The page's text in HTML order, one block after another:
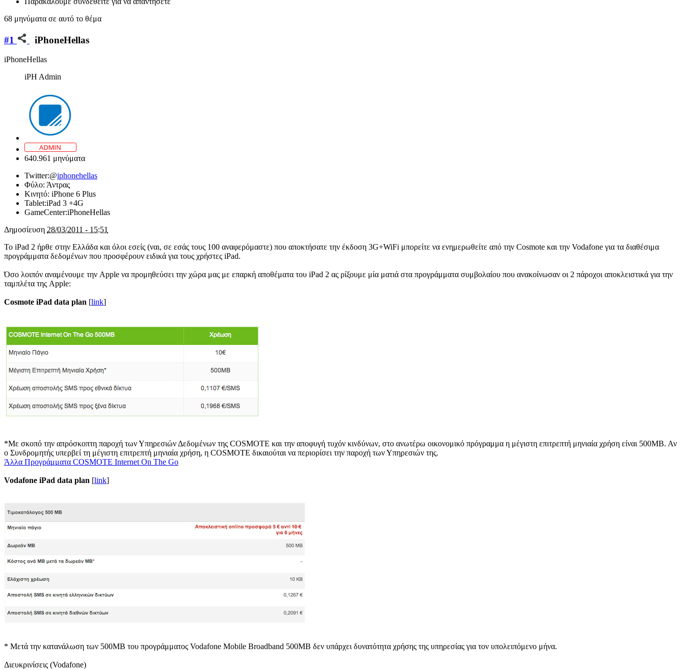
68 μηνύματα σε αυτό το θέμα
#1 iPhoneHellas
iPhoneHellas
iPH Admin
640.961 μηνύματα
Twitter:@iphonehellas
Φύλο: Άντρας
Κινητό: iPhone 6 Plus
Tablet:iPad 3 +4G
GameCenter:iPhoneHellas
Δημοσίευση 28/03/2011 - 15:51
Το iPad 2 ήρθε στην Ελλάδα και όλοι εσείς (ναι, σε εσάς τους 100 αναφερόμαστε) που αποκτήσατε την έκδοση 3G+WiFi μπορείτε να ενημερωθείτε από την Cosmote και την Vodafone για τα διαθέσιμα
προγράμματα δεδομένων που προσφέρουν ειδικά για τους χρήστες iPad.
Όσο λοιπόν αναμένουμε την Apple να προμηθεύσει την χώρα μας με επαρκή αποθέματα του iPad 2 ας ρίξουμε μία ματιά στα προγράμματα συμβολαίου που ανακοίνωσαν οι 2 πάροχοι αποκλειστικά για την
ταμπλέτα της Apple:
Cosmote iPad data plan [link]
*Με σκοπό την απρόσκοπτη παροχή των Υπηρεσιών Δεδομένων της COSMOTE και την αποφυγή τυχόν κινδύνων, στο ανωτέρω οικονομικό πρόγραμμα η μέγιστη επιτρεπτή μηνιαία χρήση είναι 500ΜΒ. Αν
ο Συνδρομητής υπερβεί τη μέγιστη επιτρεπτή μηνιαία χρήση, η COSMOTE δικαιούται να περιορίσει την παροχή των Υπηρεσιών της.
Άλλα Προγράμματα COSMOTE Internet On The Go
Vodafone iPad data plan [link]
* Μετά την κατανάλωση των 500ΜΒ του προγράμματος Vodafone Mobile Broadband 500MB δεν υπάρχει δυνατότητα χρήσης της υπηρεσίας για τον υπολειπόμενο μήνα.
Διευκρινίσεις (Vodafone)